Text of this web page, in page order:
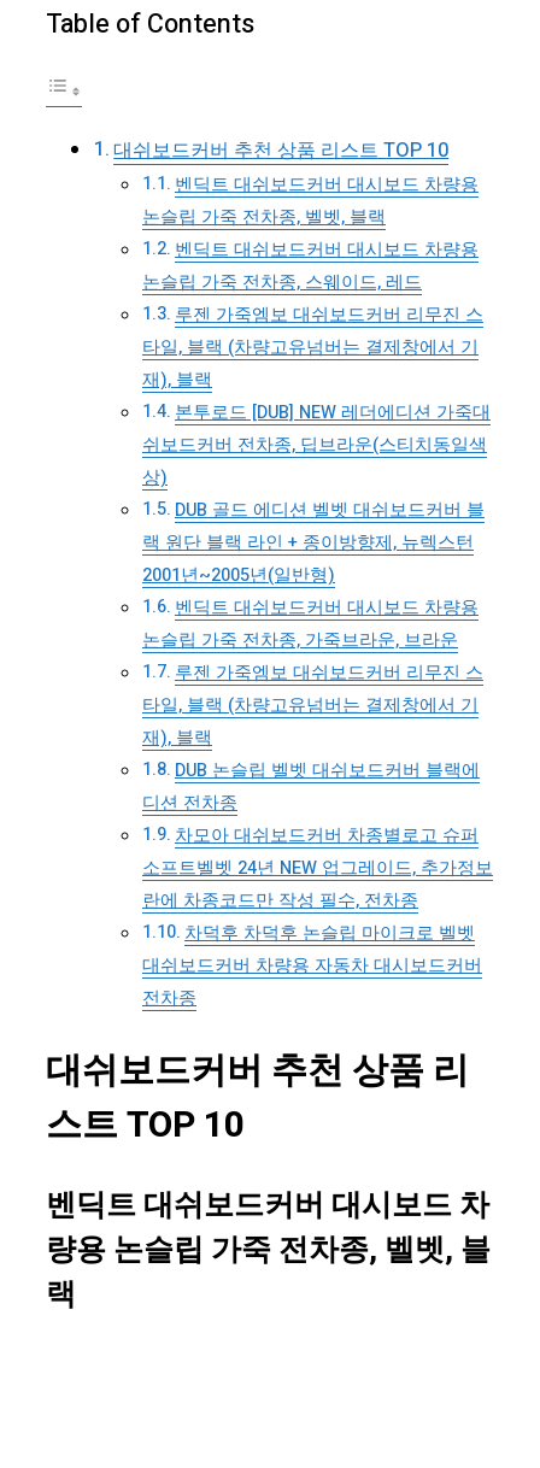
Table of Contents
대쉬보드커버 추천 상품 리스트 TOP 10
벤딕트 대쉬보드커버 대시보드 차량용
논슬립 가죽 전차종, 벨벳, 블랙
벤딕트 대쉬보드커버 대시보드 차량용
논슬립 가죽 전차종, 스웨이드, 레드
루젠 가죽엠보 대쉬보드커버 리무진 스
타일, 블랙 (차량고유넘버는 결제창에서 기
재), 블랙
본투로드 [DUB] NEW 레더에디션 가죽대
쉬보드커버 전차종, 딥브라운(스티치동일색
상)
DUB 골드 에디션 벨벳 대쉬보드커버 블
랙 원단 블랙 라인 + 종이방향제, 뉴렉스턴
2001년~2005년(일반형)
벤딕트 대쉬보드커버 대시보드 차량용
논슬립 가죽 전차종, 가죽브라운, 브라운
루젠 가죽엠보 대쉬보드커버 리무진 스
타일, 블랙 (차량고유넘버는 결제창에서 기
재), 블랙
DUB 논슬립 벨벳 대쉬보드커버 블랙에
디션 전차종
차모아 대쉬보드커버 차종별로고 슈퍼
소프트벨벳 24년 NEW 업그레이드, 추가정보
란에 차종코드만 작성 필수, 전차종
차덕후 차덕후 논슬립 마이크로 벨벳
대쉬보드커버 차량용 자동차 대시보드커버
전차종
대쉬보드커버 추천 상품 리
스트 TOP 10
벤딕트 대쉬보드커버 대시보드 차
량용 논슬립 가죽 전차종, 벨벳, 블
랙